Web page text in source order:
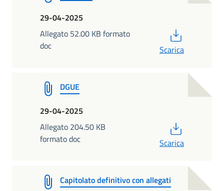
29-04-2025
Allegato 52.00 KB formato
doc
Scarica
DGUE
29-04-2025
Allegato 204.50 KB
formato doc
Scarica
Capitolato definitivo con allegati